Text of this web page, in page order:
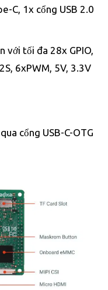
C, 1x cổng USB 2.0
với tối đa 28x GPIO,
6xPWM, 5V, 3.3V
cổng USB-C-OTG